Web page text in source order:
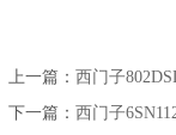
上一篇： 西门子
下一篇： 西门子